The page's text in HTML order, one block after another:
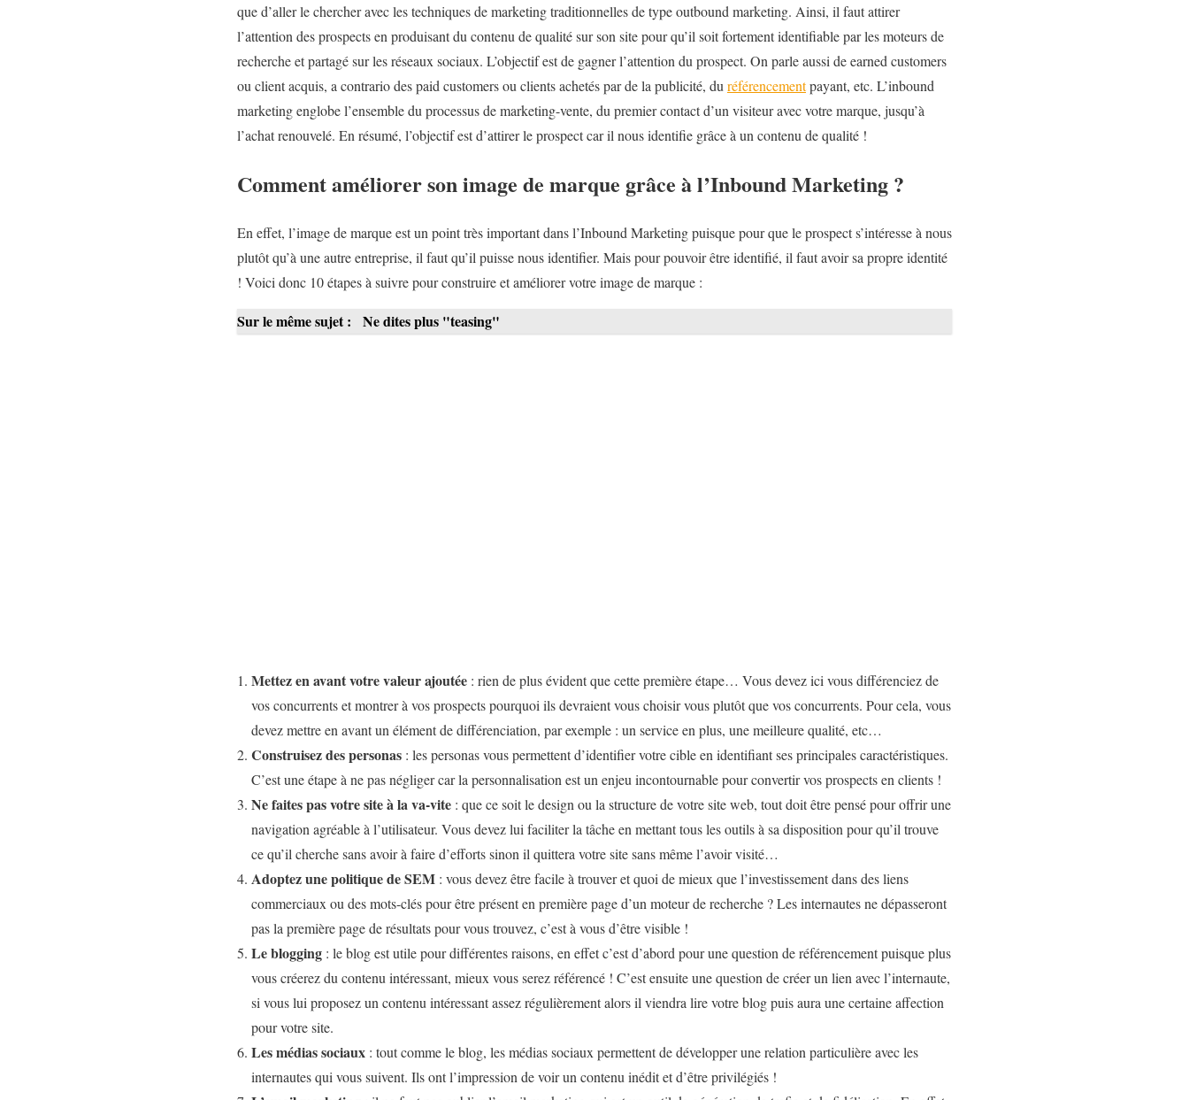
que d’aller le chercher avec les techniques de marketing traditionnelles de type outbound marketing. Ainsi, il faut attirer
l’attention des prospects en produisant du contenu de qualité sur son site pour qu’il soit fortement identifiable par les moteurs de
recherche et partagé sur les réseaux sociaux. L’objectif est de gagner l’attention du prospect. On parle aussi de earned customers
ou client acquis, a contrario des paid customers ou clients achetés par de la publicité, du référencementpayant, etc. L’inbound
marketing englobe l’ensemble du processus de marketing-vente, du premier contact d’un visiteur avec votre marque, jusqu’à
l’achat renouvelé. En résumé, l’objectif est d’attirer le prospect car il nous identifie grâce à un contenu de qualité !
Comment améliorer son image de marque grâce à l’Inbound Marketing ?
En effet, l’image de marque est un point très important dans l’Inbound Marketing puisque pour que le prospect s’intéresse à nous
plutôt qu’à une autre entreprise, il faut qu’il puisse nous identifier. Mais pour pouvoir être identifié, il faut avoir sa propre identité
! Voici donc 10 étapes à suivre pour construire et améliorer votre image de marque :
Sur le même sujet : Ne dites plus "teasing"
Mettez en avant votre valeur ajoutée : rien de plus évident que cette première étape… Vous devez ici vous différenciez de
vos concurrents et montrer à vos prospects pourquoi ils devraient vous choisir vous plutôt que vos concurrents. Pour cela, vous
devez mettre en avant un élément de différenciation, par exemple : un service en plus, une meilleure qualité, etc…
Construisez des personas : les personas vous permettent d’identifier votre cible en identifiant ses principales caractéristiques.
C’est une étape à ne pas négliger car la personnalisation est un enjeu incontournable pour convertir vos prospects en clients !
Ne faites pas votre site à la va-vite : que ce soit le design ou la structure de votre site web, tout doit être pensé pour offrir une
navigation agréable à l’utilisateur. Vous devez lui faciliter la tâche en mettant tous les outils à sa disposition pour qu’il trouve
ce qu’il cherche sans avoir à faire d’efforts sinon il quittera votre site sans même l’avoir visité…
Adoptez une politique de SEM : vous devez être facile à trouver et quoi de mieux que l’investissement dans des liens
commerciaux ou des mots-clés pour être présent en première page d’un moteur de recherche ? Les internautes ne dépasseront
pas la première page de résultats pour vous trouvez, c’est à vous d’être visible !
Le blogging : le blog est utile pour différentes raisons, en effet c’est d’abord pour une question de référencement puisque plus
vous créerez du contenu intéressant, mieux vous serez référencé ! C’est ensuite une question de créer un lien avec l’internaute,
si vous lui proposez un contenu intéressant assez régulièrement alors il viendra lire votre blog puis aura une certaine affection
pour votre site.
Les médias sociaux : tout comme le blog, les médias sociaux permettent de développer une relation particulière avec les
internautes qui vous suivent. Ils ont l’impression de voir un contenu inédit et d’être privilégiés !